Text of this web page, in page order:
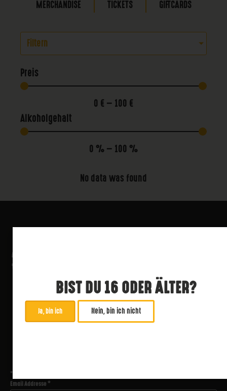
MERCHANDISE TICKETS GIFTCARDS
Filtern
Preis
0 € — 100 €
Alkoholgehalt
0 % — 100 %
No data was found
*
Email Addresse*
BIST DU 16 ODER ÄLTER?
Ja, bin ich Nein, bin ich nicht